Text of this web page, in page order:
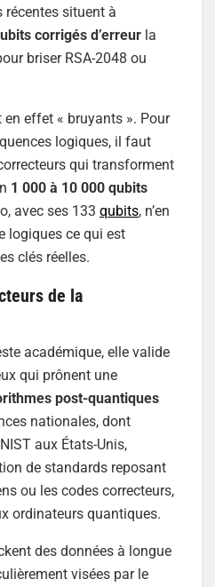
situent à
corrigés d’erreur la
briser RSA-2048 ou
effet « bruyants ». Pour
logiques, il faut
qui transforment
1 000 à 10 000 qubits
avec ses 133 qubits, n’en
logiques ce qui est
clés réelles.
de la
académique, elle valide
qui prônent une
post-quantiques
nationales, dont
aux États-Unis,
de standards reposant
ou les codes correcteurs,
ordinateurs quantiques.
des données à longue
visées par le